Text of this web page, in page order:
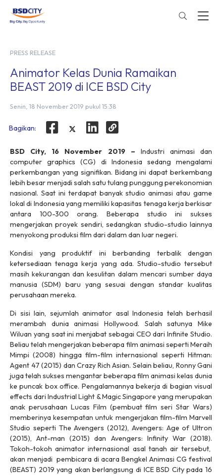
PRESS RELEASE
Animator Kelas Dunia Ramaikan
BEAST 2019 di ICE BSD City
Senin, 18 November 2019 pukul 15:38
Bagikan:
BSD City, 16 November 2019– Industri animasi dan
computer graphics (CG) di Indonesia sedang mengalami
perkembangan yang signifikan. Bidang ini dapat berkembang
lebih besar menjadi salah satu tulang punggung perekonomian
nasional. Saat ini terdapat banyak studio animasi atau game
lokal di Indonesia yang memiliki kapasitas tenaga kerja berkisar
antara 100-300 orang. Beberapa studio ini sukses
mengerjakan proyek sendiri, sedangkan studio-studio lainnya
menyokong produksi film dari dalam dan luar negeri.
Kondisi yang produktif ini berbanding terbalik dengan
ketersediaan tenaga kerja yang ada. Studio-studio tersebut
masih kekurangan dan kesulitan dalam mencari sumber daya
manusia (SDM) baru yang sesuai dengan standar kualitas
perusahaan mereka.
Di sisi lain, sejumlah animator asal Indonesia telah berhasil
merambah dunia animasi Hollywood. Salah satunya Mike
Wiluan yang saat ini menjabat sebagai CEO dari Infinite Studio.
Beliau telah mengerjakan beberapa film animasi seperti Meraih
Mimpi (2008) hingga film-film internasional seperti Hitman:
Agent 47 (2015) dan Crazy Rich Asian. Selain beliau, Ronny Gani
juga telah sukses mengantar beberapa film animasi kelas dunia
ke puncak box office. Pengalamannya bekerja di bagian visual
effects dari Industrial Light & Magic Singapore yang merupakan
anak perusahaan Lucas Film (pembuat film seri Star Wars)
memberinya kesempatan untuk mengerjakan film-film Marvell
Studio seperti The Avengers (2012), Avengers: Age of Ultron
(2015), Ant-man (2015) dan Avengers: Infinity War (2018).
Tokoh-tokoh animator internasional asal tanah air tersebut,
akan menjadi pembicara di acara Bengkel Animasi CG festival
(BEAST) 2019 yang akan berlangsung di ICE BSD City pada 16